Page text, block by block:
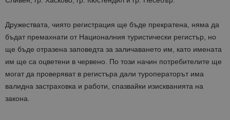
Дружествата, чиято регистрация ще бъде прекратена, няма да
бъдат премахнати от Националния туристически регистър, но
ще бъде отразена заповедта за заличаването им, като имената
им ще са оцветени в червено. По този начин потребителите ще
могат да проверяват в регистъра дали туроператорът има
валидна застраховка и работи, спазвайки изискванията на
закона.